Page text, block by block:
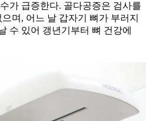
가 급증한다. 골다공증은 검사를
며, 어느 날 갑자기 뼈가 부러지
수 있어 갱년기부터 뼈 건강에